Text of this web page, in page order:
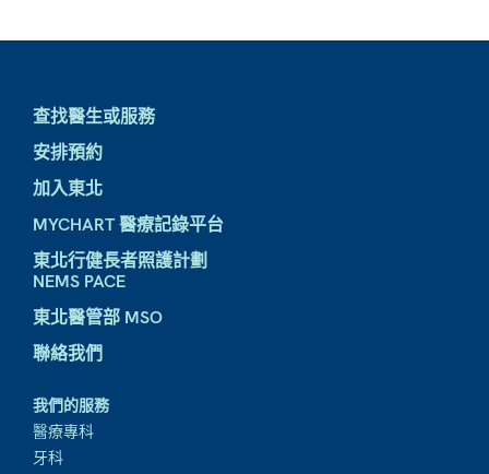
查找醫生或服務
安排預約
加入東北
MYCHART 醫療記錄平台
東北行健長者照護計劃
NEMS PACE
東北醫管部 MSO
聯絡我們
我們的服務
醫療專科
牙科